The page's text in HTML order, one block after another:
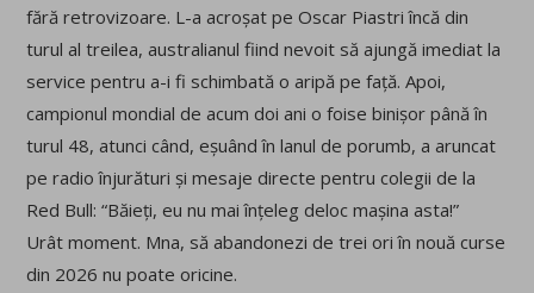
fără retrovizoare. L-a acroșat pe Oscar Piastri încă din
turul al treilea, australianul fiind nevoit să ajungă imediat la
service pentru a-i fi schimbată o aripă pe față. Apoi,
campionul mondial de acum doi ani o foise binișor până în
turul 48, atunci când, eșuând în lanul de porumb, a aruncat
pe radio înjurături și mesaje directe pentru colegii de la
Red Bull: “Băieți, eu nu mai înțeleg deloc mașina asta!”
Urât moment. Mna, să abandonezi de trei ori în nouă curse
din 2026 nu poate oricine.